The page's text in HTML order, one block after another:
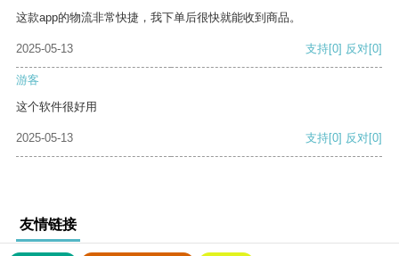
这款app的物流非常快捷，我下单后很快就能收到商品。
2025-05-13 支持[0] 反对[0]
游客
这个软件很好用
2025-05-13 支持[0] 反对[0]
友情链接